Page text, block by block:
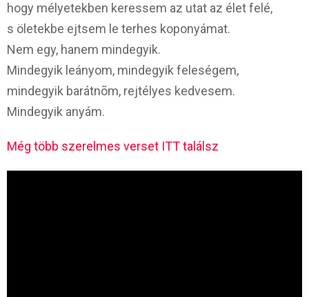
hogy mélyetekben keressem az utat az élet felé,
s öletekbe ejtsem le terhes koponyámat.
Nem egy, hanem mindegyik.
Mindegyik leányom, mindegyik feleségem,
mindegyik barátnõm, rejtélyes kedvesem.
Mindegyik anyám.
Még több szerelmes verset ITT találsz